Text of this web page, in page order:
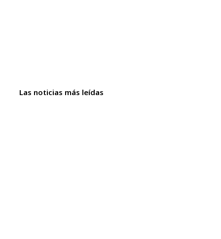
Las noticias más leídas